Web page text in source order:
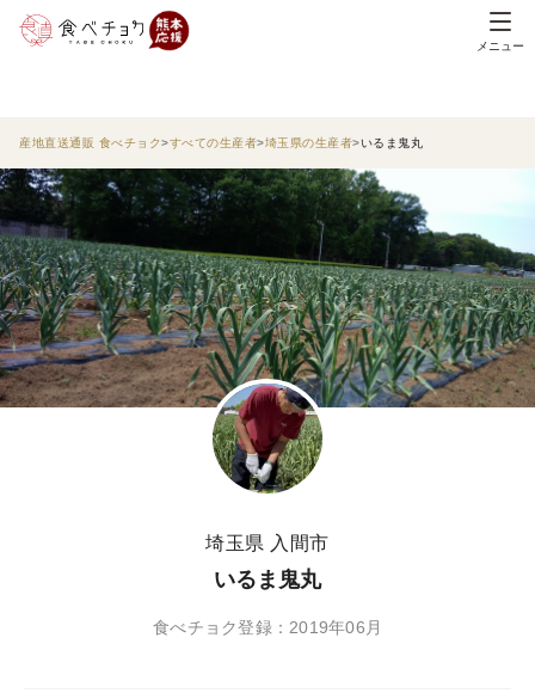
メニュー
産地直送通販 食べチョク すべての生産者 埼玉県の生産者 いるま鬼丸
埼玉県 入間市
いるま鬼丸
食べチョク登録：2019年06月